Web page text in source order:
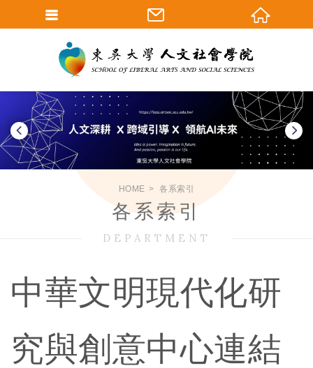
HOME 各系索引
各系索引
DEPARTMENT
中華文明現代化研
究與創意中心連結